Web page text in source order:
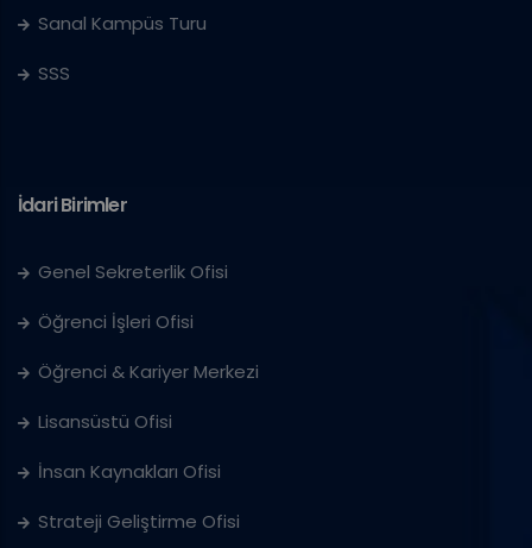
Sanal Kampüs Turu
SSS
İdari Birimler
Genel Sekreterlik Ofisi
Öğrenci İşleri Ofisi
Öğrenci & Kariyer Merkezi
Lisansüstü Ofisi
İnsan Kaynakları Ofisi
Strateji Geliştirme Ofisi